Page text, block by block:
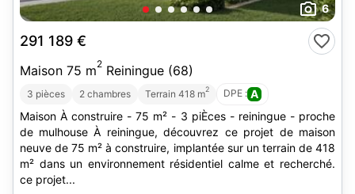
6
291 189 €
Maison 75 m2 Reiningue (68)
3 pièces 2 chambres Terrain 418 m2 DPE : A
Maison À construire - 75 m² - 3 piÈces - reiningue - proche
de mulhouse À reiningue, découvrez ce projet de maison
neuve de 75 m² à construire, implantée sur un terrain de 418
m² dans un environnement résidentiel calme et recherché.
ce projet...